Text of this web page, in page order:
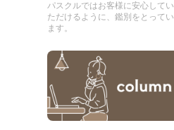
パスクルではお客様に安心してい
ただけるように、鑑別をとってい
ます。